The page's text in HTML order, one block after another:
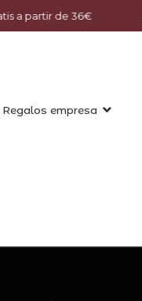
a partir de 36€
Regalos empresa